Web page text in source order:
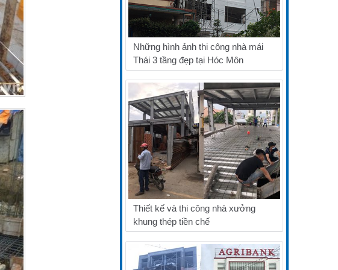
Những hình ảnh thi công nhà mái
Thái 3 tầng đẹp tại Hóc Môn
Thiết kế và thi công nhà xưởng
khung thép tiền chế